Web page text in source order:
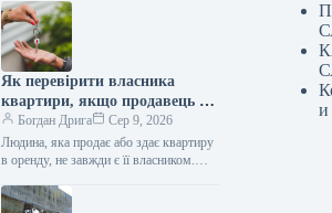
Як перевірити власника
квартири, якщо продавець не
господар
Богдан Дрига
Сер 9, 2026
Людина, яка продає або здає квартиру
в оренду, не завжди є її власником.
офіційно перевірити, кому…
и